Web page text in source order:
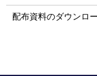
配布資料のダウンロ